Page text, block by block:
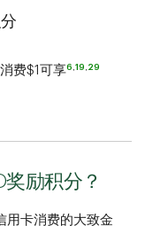
费$1可享6 ,19 , 29
励积分？
用卡消费的大致金